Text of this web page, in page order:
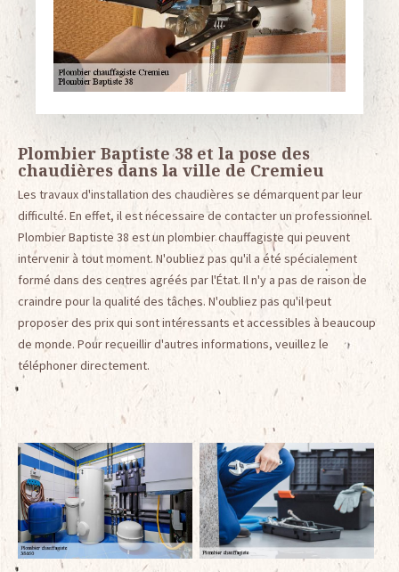
Plombier Baptiste 38 et la pose des
chaudières dans la ville de Cremieu
Les travaux d'installation des chaudières se démarquent par leur
difficulté. En effet, il est nécessaire de contacter un professionnel.
Plombier Baptiste 38 est un plombier chauffagiste qui peuvent
intervenir à tout moment. N'oubliez pas qu'il a été spécialement
formé dans des centres agréés par l'État. Il n'y a pas de raison de
craindre pour la qualité des tâches. N'oubliez pas qu'il peut
proposer des prix qui sont intéressants et accessibles à beaucoup
de monde. Pour recueillir d'autres informations, veuillez le
téléphoner directement.